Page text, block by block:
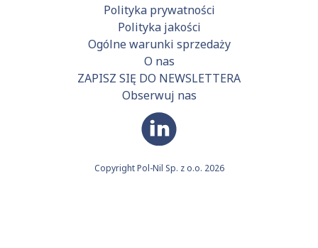
Polityka prywatności
Polityka jakości
Ogólne warunki sprzedaży
O nas
ZAPISZ SIĘ DO NEWSLETTERA
Obserwuj nas
Copyright Pol-Nil Sp. z o.o. 2026